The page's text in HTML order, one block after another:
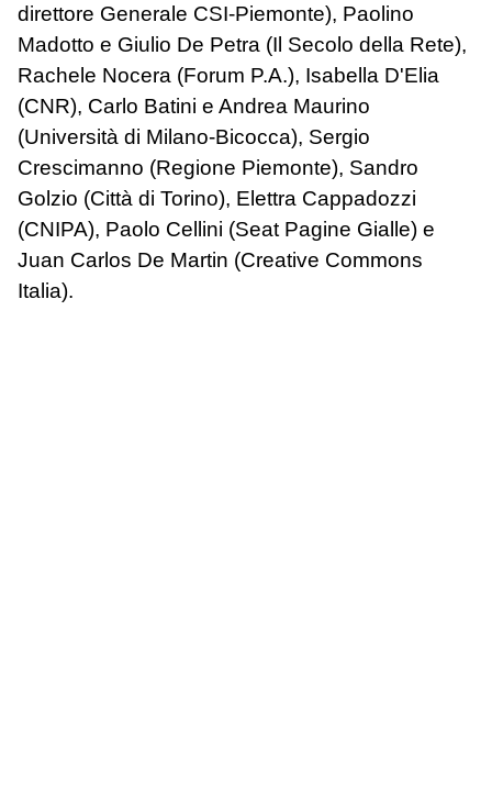
direttore Generale CSI-Piemonte), Paolino
Madotto e Giulio De Petra (Il Secolo della Rete),
Rachele Nocera (Forum P.A.), Isabella D'Elia
(CNR), Carlo Batini e Andrea Maurino
(Università di Milano-Bicocca), Sergio
Crescimanno (Regione Piemonte), Sandro
Golzio (Città di Torino), Elettra Cappadozzi
(CNIPA), Paolo Cellini (Seat Pagine Gialle) e
Juan Carlos De Martin (Creative Commons
Italia).